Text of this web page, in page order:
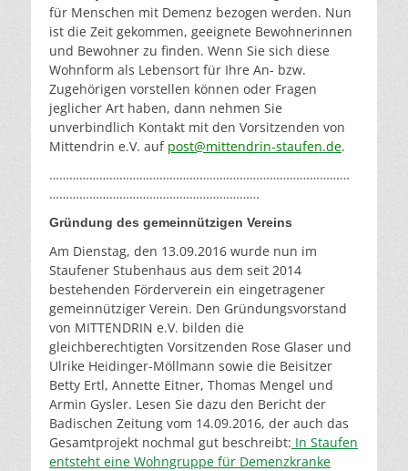
für Menschen mit Demenz bezogen werden. Nun
ist die Zeit gekommen, geeignete Bewohnerinnen
und Bewohner zu finden. Wenn Sie sich diese
Wohnform als Lebensort für Ihre An- bzw.
Zugehörigen vorstellen können oder Fragen
jeglicher Art haben, dann nehmen Sie
unverbindlich Kontakt mit den Vorsitzenden von
Mittendrin e.V. auf post@mittendrin-staufen.de.
………………………………………………………………………………
………………………………………………………
Gründung des gemeinnützigen Vereins
Am Dienstag, den 13.09.2016 wurde nun im
Staufener Stubenhaus aus dem seit 2014
bestehenden Förderverein ein eingetragener
gemeinnütziger Verein. Den Gründungsvorstand
von MITTENDRIN e.V. bilden die
gleichberechtigten Vorsitzenden Rose Glaser und
Ulrike Heidinger-Möllmann sowie die Beisitzer
Betty Ertl, Annette Eitner, Thomas Mengel und
Armin Gysler. Lesen Sie dazu den Bericht der
Badischen Zeitung vom 14.09.2016, der auch das
Gesamtprojekt nochmal gut beschreibt: In Staufen
entsteht eine Wohngruppe für Demenzkranke